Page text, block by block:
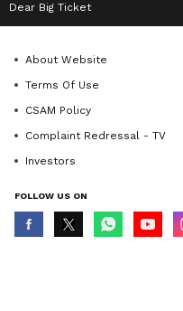
Dear Big Ticket
About Website
Terms Of Use
CSAM Policy
Complaint Redressal - TV
Investors
FOLLOW US ON